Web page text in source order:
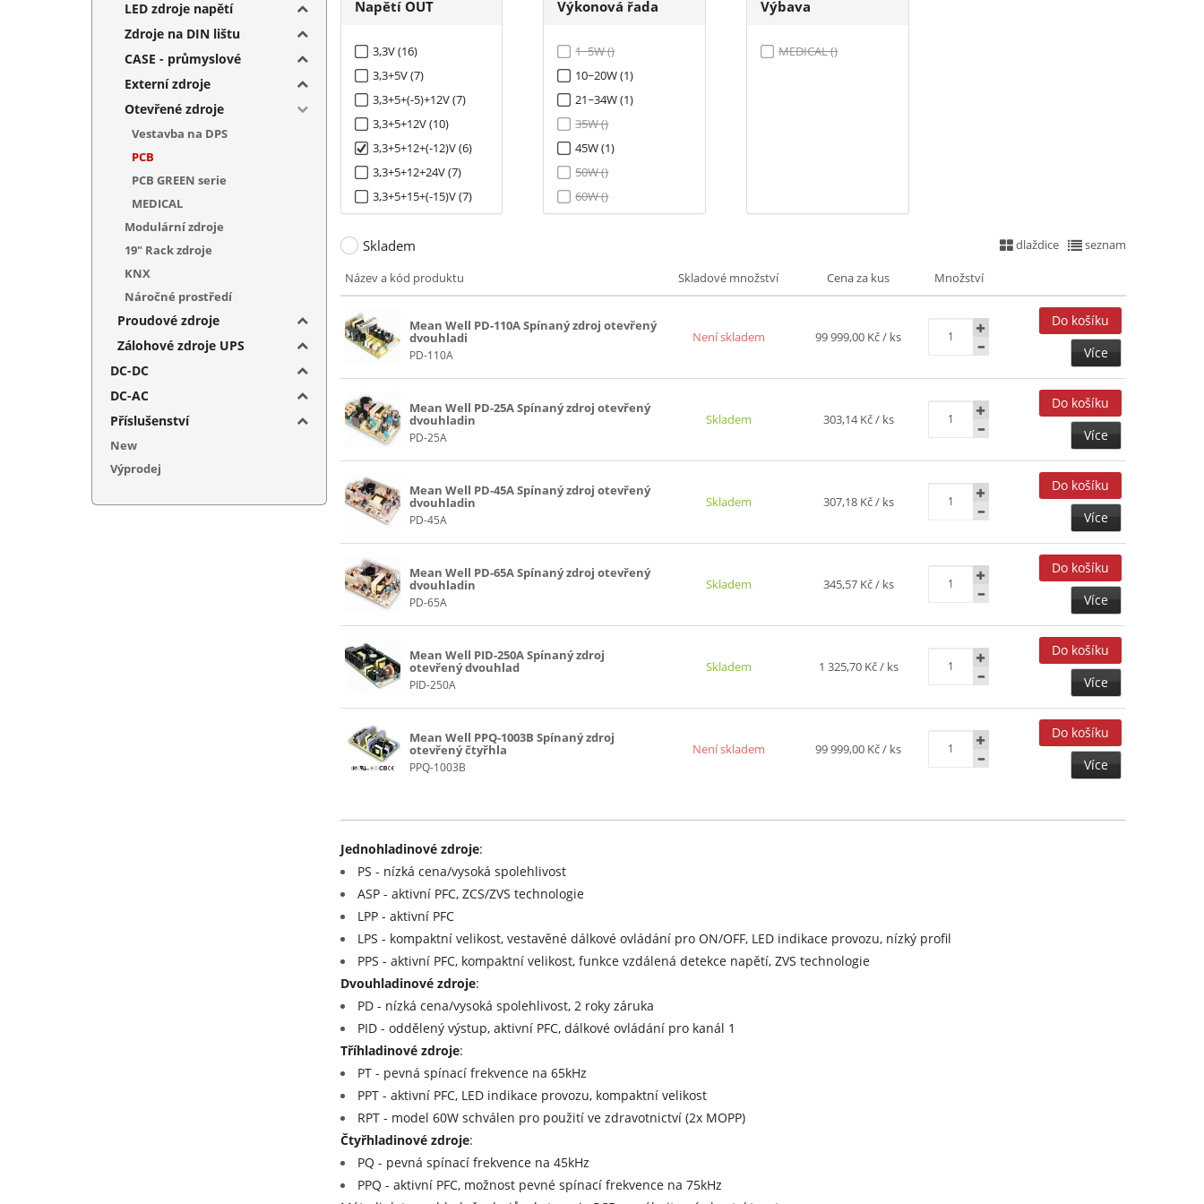
Napětí OUT
3,3V (16)
3,3+5V (7)
3,3+5+(-5)+12V (7)
3,3+5+12V (10)
3,3+5+12+(-12)V (6)
3,3+5+12+24V (7)
3,3+5+15+(-15)V (7)
5+(-5)V (7)
5+(-5)+12+(-12)V (8)
5+(-5)+15+(-15)V (8)
5+12V (6)
5+12+15+24V (7)
5+12+24V (10)
5+15+(-15)V (9)
5+24V (11)
5+36V (7)
7,5V (13)
12V (20)
12+(-12)V (7)
13,5V (14)
15V (20)
15+(-15)V (7)
20V (7)
24V (20)
27V (14)
48V (20)
Výkonová řada
1~5W ()
10~20W (1)
21~34W (1)
35W ()
45W (1)
50W ()
60W ()
125W ()
150W ()
Výbava
MEDICAL ()
Skladem dlaždice seznam
Název a kód produktu Skladové množství Cena za kus Množství
Mean Well PD-110A Spínaný zdroj otevřený
dvouhladi
PD-110A
Není skladem 99 999,00 Kč/ ks
Více
Mean Well PD-25A Spínaný zdroj otevřený
dvouhladin
PD-25A
Skladem 303,14 Kč/ ks
Více
Mean Well PD-45A Spínaný zdroj otevřený
dvouhladin
PD-45A
Skladem 307,18 Kč/ ks
Více
Mean Well PD-65A Spínaný zdroj otevřený
dvouhladin
PD-65A
Skladem 345,57 Kč/ ks
Více
Mean Well PID-250A Spínaný zdroj
otevřený dvouhlad
PID-250A
Skladem 1 325,70 Kč/ ks
Více
Mean Well PPQ-1003B Spínaný zdroj
otevřený čtyřhla
PPQ-1003B
Není skladem 99 999,00 Kč/ ks
Více
Jednohladinové zdroje:
PS - nízká cena/vysoká spolehlivost
ASP - aktivní PFC, ZCS/ZVS technologie
LPP - aktivní PFC
LPS - kompaktní velikost, vestavěné dálkové ovládání pro ON/OFF, LED indikace provozu, nízký profil
PPS - aktivní PFC, kompaktní velikost, funkce vzdálená detekce napětí, ZVS technologie
Dvouhladinové zdroje:
PD - nízká cena/vysoká spolehlivost, 2 roky záruka
PID - oddělený výstup, aktivní PFC, dálkové ovládání pro kanál 1
Tříhladinové zdroje:
PT - pevná spínací frekvence na 65kHz
PPT - aktivní PFC, LED indikace provozu, kompaktní velikost
RPT - model 60W schválen pro použití ve zdravotnictví (2x MOPP)
Čtyřhladinové zdroje:
PQ - pevná spínací frekvence na 45kHz
PPQ - aktivní PFC, možnost pevné spínací frekvence na 75kHz
LED zdroje napětí
Zdroje na DIN lištu
CASE - průmyslové
Externí zdroje
Otevřené zdroje
Vestavba na DPS
PCB
PCB GREEN serie
MEDICAL
Modulární zdroje
19" Rack zdroje
KNX
Náročné prostředí
Proudové zdroje
Zálohové zdroje UPS
DC-DC
DC-AC
Příslušenství
New
Výprodej